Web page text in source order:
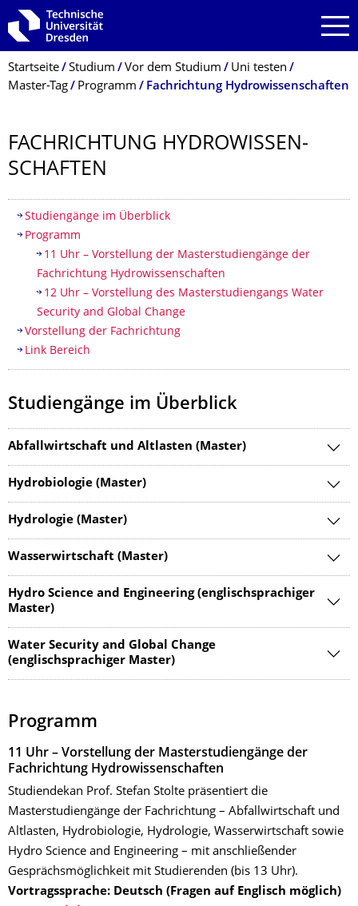
Zur Hauptnavigation springen
Zur Suche springen
Zum Inhalt springen
Breadcrumb-Menü
Startseite Studium Vor dem Studium
Uni testen
Master-Tag
Programm Fachrichtung Hydrowissenschaften
FACHRICHTUNG HYDROWISSEN­
SCHAFTEN
Inhaltsverzeichnis
Studiengänge im Überblick
Programm
11 Uhr – Vorstellung der Masterstudiengänge der
Fachrichtung Hydrowissenschaften
12 Uhr – Vorstellung des Masterstudiengangs Water
Security and Global Change
Vorstellung der Fachrichtung
Link Bereich​
Studiengänge im Überblick
Abfallwirtschaft und Altlasten (Master)
Hydrobiologie (Master)
Hydrologie (Master)
Wasserwirtschaft (Master)
Hydro Science and Engineering (englischsprachiger
Master)
Water Security and Global Change
(englischsprachiger Master)
Programm
11 Uhr – Vorstellung der Masterstudiengänge der
Fachrichtung Hydrowissenschaften
Studiendekan Prof. Stefan Stolte präsentiert die
Masterstudiengänge der Fachrichtung – Abfallwirtschaft und
Altlasten, Hydrobiologie, Hydrologie, Wasserwirtschaft sowie
Hydro Science and Engineering – mit anschließender
Gesprächsmöglichkeit mit Studierenden (bis 13 Uhr).
Vortragssprache: Deutsch (Fragen auf Englisch möglich)